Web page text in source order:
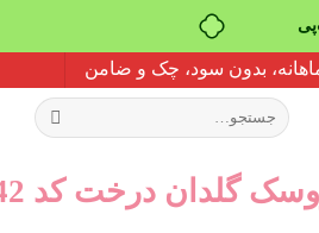
جستجو
برای:
گلدان درخت کد 442